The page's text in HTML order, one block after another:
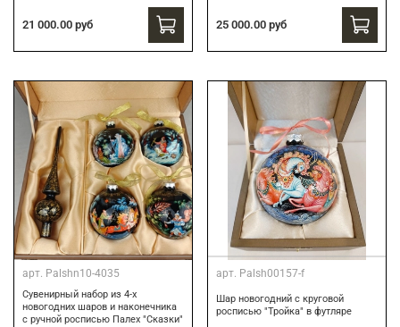
21 000.00 руб 25 000.00 руб
арт. Palshn10-4035
Сувенирный набор из 4-х
новогодних шаров и наконечника
с ручной росписью Палех "Сказки"
арт. Palsh00157-f
Шар новогодний с круговой
росписью "Тройка" в футляре